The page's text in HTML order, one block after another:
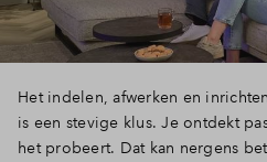
Het indelen, afwerken en
is een stevige klus. Je ontdekt
het probeert. Dat kan nergens